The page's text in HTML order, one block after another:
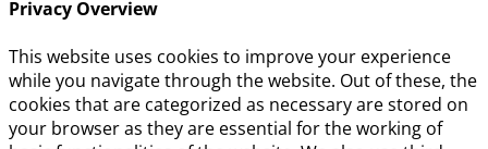
Privacy Overview
This website uses cookies to improve your experience
while you navigate through the website. Out of these, the
cookies that are categorized as necessary are stored on
your browser as they are essential for the working of